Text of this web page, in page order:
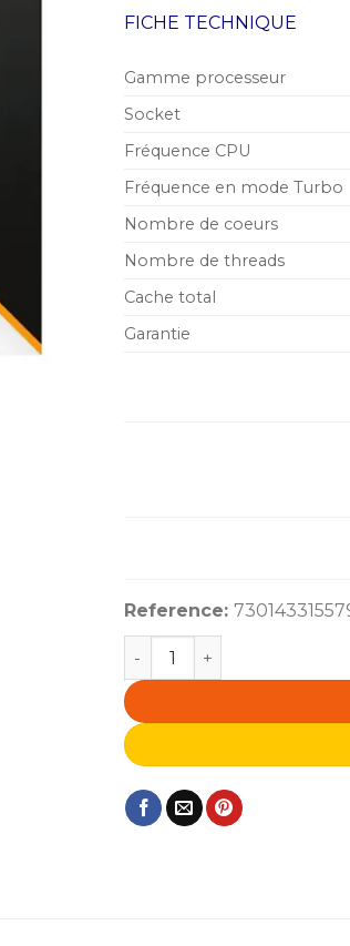
FICHE TECHNIQUE
Gamme processeur
Socket
Fréquence CPU
Fréquence en mode Turbo
Nombre de coeurs
Nombre de threads
Cache total
Garantie
Reference:
quantité de AMD Ryzen 9